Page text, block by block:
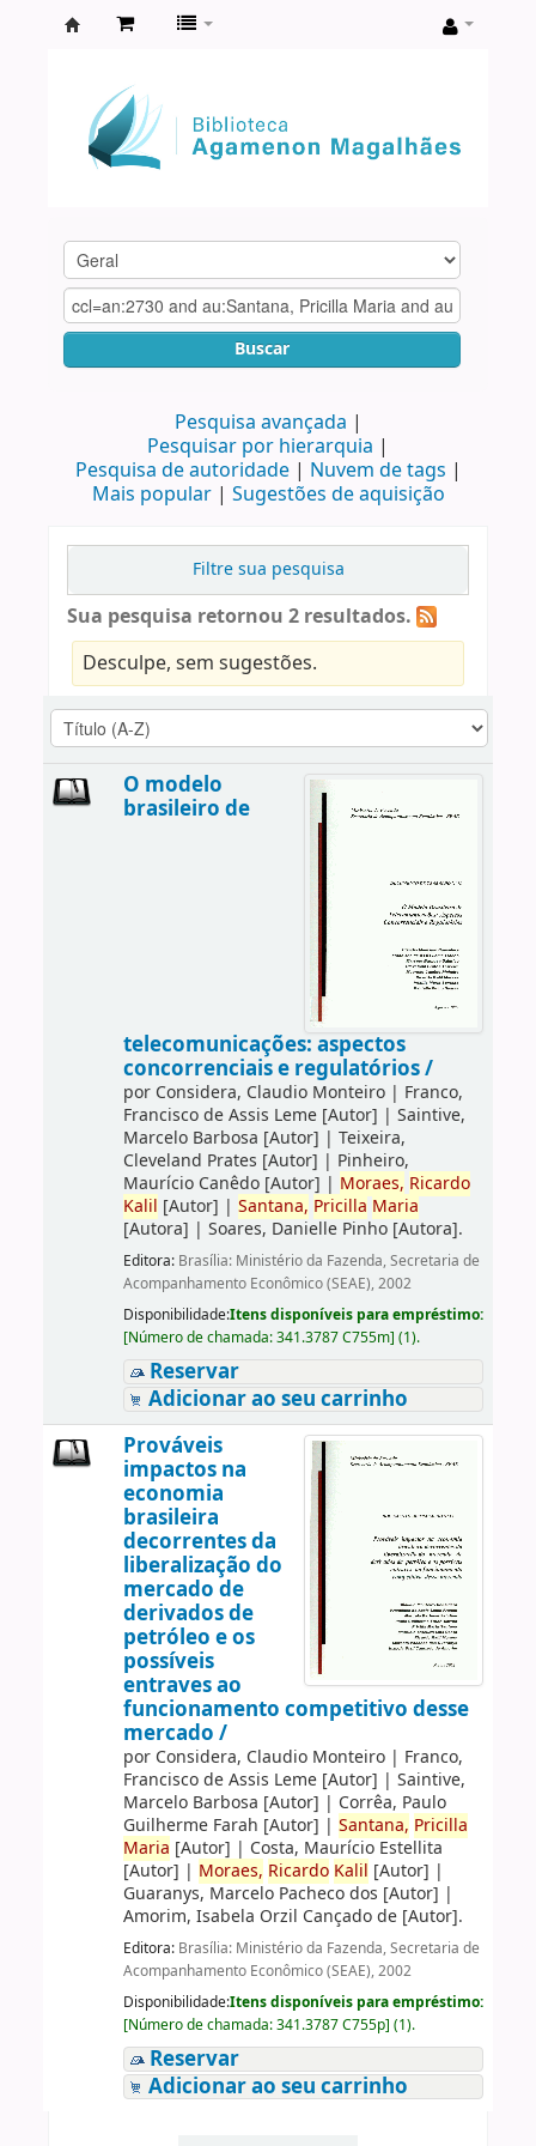
Agamenon
Magalhães
Buscar
Pesquisa avançada
Pesquisar por hierarquia
Pesquisa de autoridade
Nuvem de tags
Mais popular
Sugestões de aquisição
Filtre sua pesquisa
Sua pesquisa retornou 2 resultados.
Desculpe, sem sugestões.
O modelo
brasileiro de
telecomunicações: aspectos
concorrenciais e regulatórios /
por Considera, Claudio Monteiro| Franco,
Francisco de Assis Leme[Autor] | Saintive,
Marcelo Barbosa [Autor] | Teixeira,
Cleveland Prates [Autor] | Pinheiro,
Maurício Canêdo[Autor] | Moraes, Ricardo
Kalil [Autor] | Santana, Pricilla Maria
[Autora] | Soares, Danielle Pinho[Autora].
Editora: Brasília: Ministério da Fazenda, Secretaria de
Acompanhamento Econômico (SEAE), 2002
Disponibilidade:Itens disponíveis para empréstimo:
[Número de chamada:341.3787 C755m] (1).
Reservar
Adicionar ao seu carrinho
Prováveis
impactos na
economia
brasileira
decorrentes da
liberalização do
mercado de
derivados de
petróleo e os
possíveis
entraves ao
funcionamento competitivo desse
mercado /
por Considera, Claudio Monteiro| Franco,
Francisco de Assis Leme[Autor] | Saintive,
Marcelo Barbosa [Autor] | Corrêa, Paulo
Guilherme Farah [Autor] | Santana, Pricilla
Maria [Autor] | Costa, Maurício Estellita
[Autor] | Moraes, Ricardo Kalil [Autor] |
Guaranys, Marcelo Pacheco dos [Autor] |
Amorim, Isabela Orzil Cançado de[Autor].
Editora: Brasília: Ministério da Fazenda, Secretaria de
Acompanhamento Econômico (SEAE), 2002
Disponibilidade:Itens disponíveis para empréstimo:
[Número de chamada:341.3787 C755p] (1).
Reservar
Adicionar ao seu carrinho